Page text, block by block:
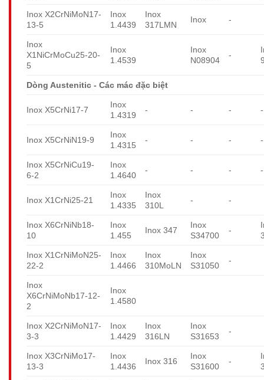
Inox X2CrNiMoN17-
13-5
Inox
1.4439
Inox
317LMN
Inox -
Inox
X1NiCrMoCu25-20-
5
Inox
1.4539
Inox
N08904
-
Dòng Austenitic - Các mác đặc biệt
Inox X5CrNi17-7
Inox
1.4319
- - - -
Inox X5CrNiN19-9
Inox
1.4315
- - - -
Inox X5CrNiCu19-
6-2
Inox
1.4640
- - - -
Inox X1CrNi25-21
Inox
1.4335
Inox
310L
- -
Inox X6CrNiNb18-
10
Inox
1.455
Inox 347
Inox
S34700
-
Inox X1CrNiMoN25-
22-2
Inox
1.4466
Inox
310MoLN
Inox
S31050
-
Inox
X6CrNiMoNb17-12-
2
Inox
1.4580
Inox X2CrNiMoN17-
3-3
Inox
1.4429
Inox
316LN
Inox
S31653
-
Inox X3CrNiMo17-
13-3
Inox
1.4436
Inox 316
Inox
S31600
-